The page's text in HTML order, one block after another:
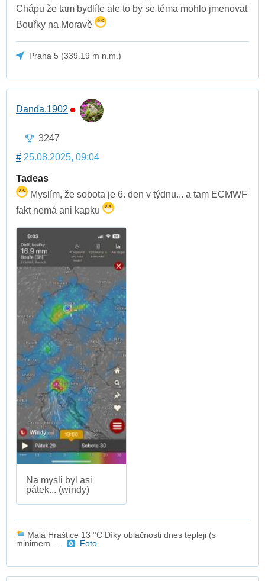
Chápu že tam bydlíte ale to by se téma mohlo jmenovat
Bouřky na Moravě
Praha 5 (339.19 m n.m.)
Danda.1902
3247
# 25.08.2025, 09:04
Tadeas
Myslím, že sobota je 6. den v týdnu... a tam ECMWF
fakt nemá ani kapku
Na mysli byl asi
pátek... (windy)
Malá Hraštice 13 °C Díky oblačnosti dnes tepleji (s
minimem ...
Foto